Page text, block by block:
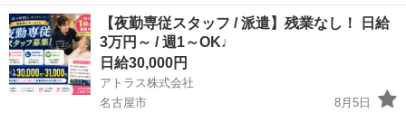
事内容 調理 給与・手当 <給与> 時給1,140円〜 <給与の備考> その他 6
時～8時まで:+50円/時 <手当> 交通費支給:実費(上限あり) 勤務時間 日
勤...
アルバイト・パート
【夜勤専従スタッフ / 派遣】残業なし！ 日給
3万円～ / 週1～OK♩
日給30,000円
アトラス株式会社
名古屋市
8月5日